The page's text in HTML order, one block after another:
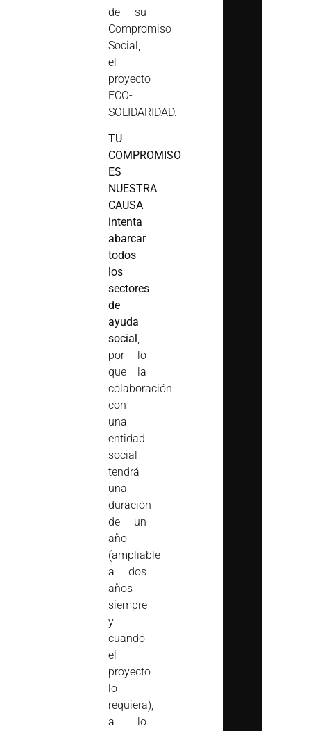
de su
Compromiso
Social,
el
proyecto
ECO-
SOLIDARIDAD.
TU
COMPROMISO
ES
NUESTRA
CAUSA
intenta
abarcar
todos
los
sectores
de
ayuda
social ,
por lo
que la
colaboración
con
una
entidad
social
tendrá
una
duración
de un
año
(ampliable
a dos
años
siempre
y
cuando
el
proyecto
lo
requiera),
a lo